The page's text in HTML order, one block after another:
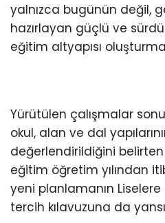
yalnızca bugünün değil,
hazırlayan güçlü ve
eğitim altyapısı
Yürütülen çalışmalar
okul, alan ve dal
değerlendirildiğini
eğitim öğretim yılından
yeni planlamanın
tercih kılavuzuna da